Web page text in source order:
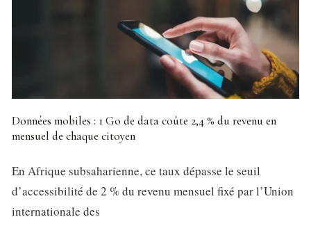
Données mobiles : 1 Go de data coûte 2,4 % du revenu en
mensuel de chaque citoyen
En Afrique subsaharienne, ce taux dépasse le seuil
d’accessibilité de 2 % du revenu mensuel fixé par l’Union
internationale des